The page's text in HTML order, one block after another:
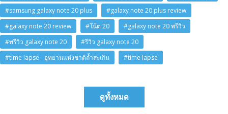
#samsung galaxy note 20 plus
#galaxy note 20 plus review
#galaxy note 20 review
#โน้ต 20
#galaxy note 20 พรีวิว
#พรีวิว galaxy note 20
#รีวิว galaxy note 20
#time lapse - อุทยานแห่งชาติถ้ำสะเกิน
#time lapse
ดูทั้งหมด